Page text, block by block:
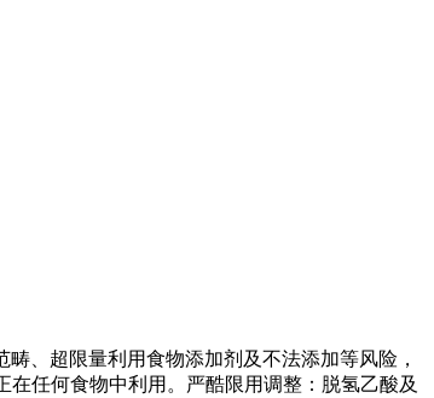
、超限量利用食物添加剂及不法添加等风险，
任何食物中利用。严酷限用调整：脱氢乙酸及